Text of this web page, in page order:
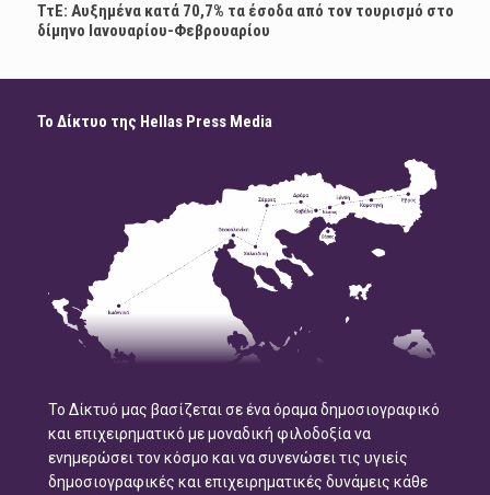
ΤτΕ: Αυξημένα κατά 70,7% τα έσοδα από τον τουρισμό στο
δίμηνο Ιανουαρίου-Φεβρουαρίου
Το Δίκτυο της Hellas Press Media
Το Δίκτυό μας βασίζεται σε ένα όραμα δημοσιογραφικό
και επιχειρηματικό με μοναδική φιλοδοξία να
ενημερώσει τον κόσμο και να συνενώσει τις υγιείς
δημοσιογραφικές και επιχειρηματικές δυνάμεις κάθε